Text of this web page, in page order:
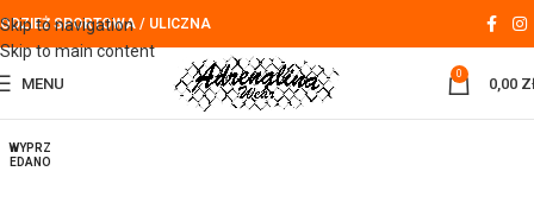
Skip to navigation
Skip to main content
ODZIEŻ SPORTOWA / ULICZNA
MENU
0
0,00
WYPRZ
EDANO